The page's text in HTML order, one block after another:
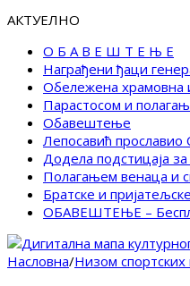
АКТУЕЛНО
О Б А В Е Ш Т Е Њ Е
Награђени ђаци
Обележена храмовна
Парастосом и
Обавештење
Лепосавић прославио
Додела подстицаја
Полагањем венаца и
Братске и
ОБАВЕШТЕЊЕ –
Насловна/Низом